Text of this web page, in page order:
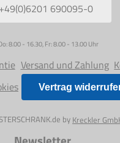
+49(0)6201 690095-0
8.00 - 16.30, Fr: 8.00 - 13.00 Uhr
Versand und Zahlung
Vertrag
by Kreckler